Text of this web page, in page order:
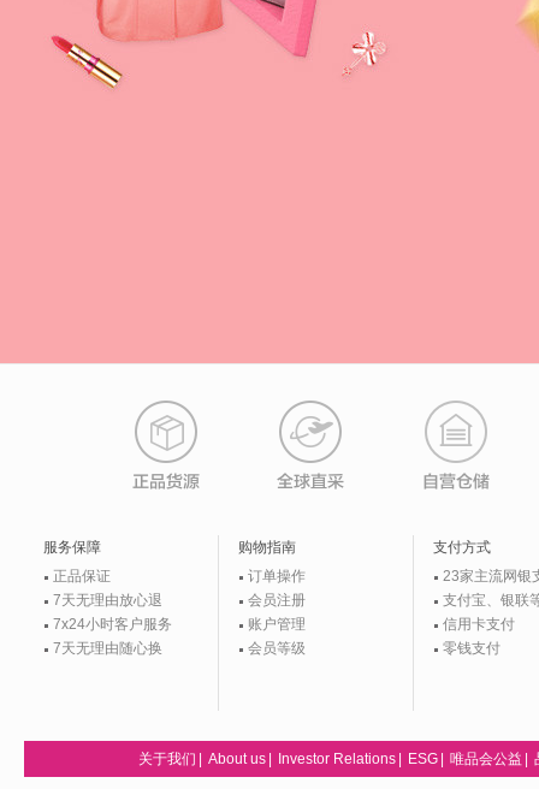
服务保障
正品保证
7天无理由放心退
7x24小时客户服务
7天无理由随心换
购物指南
订单操作
会员注册
账户管理
会员等级
支付方式
23家主流网银
支付宝、银联
信用卡支付
零钱支付
关于我们 About us Investor Relations ESG 唯品会公益